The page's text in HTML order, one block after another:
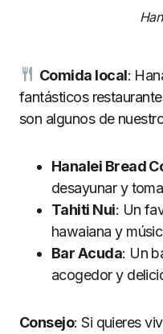
Comida local:
fantásticos
son algunos de
Hanalei Bread
desayunar y
Tahiti Nui: Un
hawaiana y
Bar Acuda: Un
acogedor y
Consejo: Si quieres